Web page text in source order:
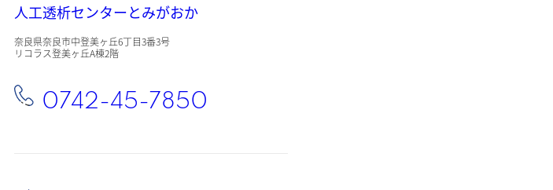
人工透析センターとみがおか
奈良県奈良市中登美ヶ丘6丁目3番3号
リコラス登美ヶ丘A棟2階
0742-45-7850